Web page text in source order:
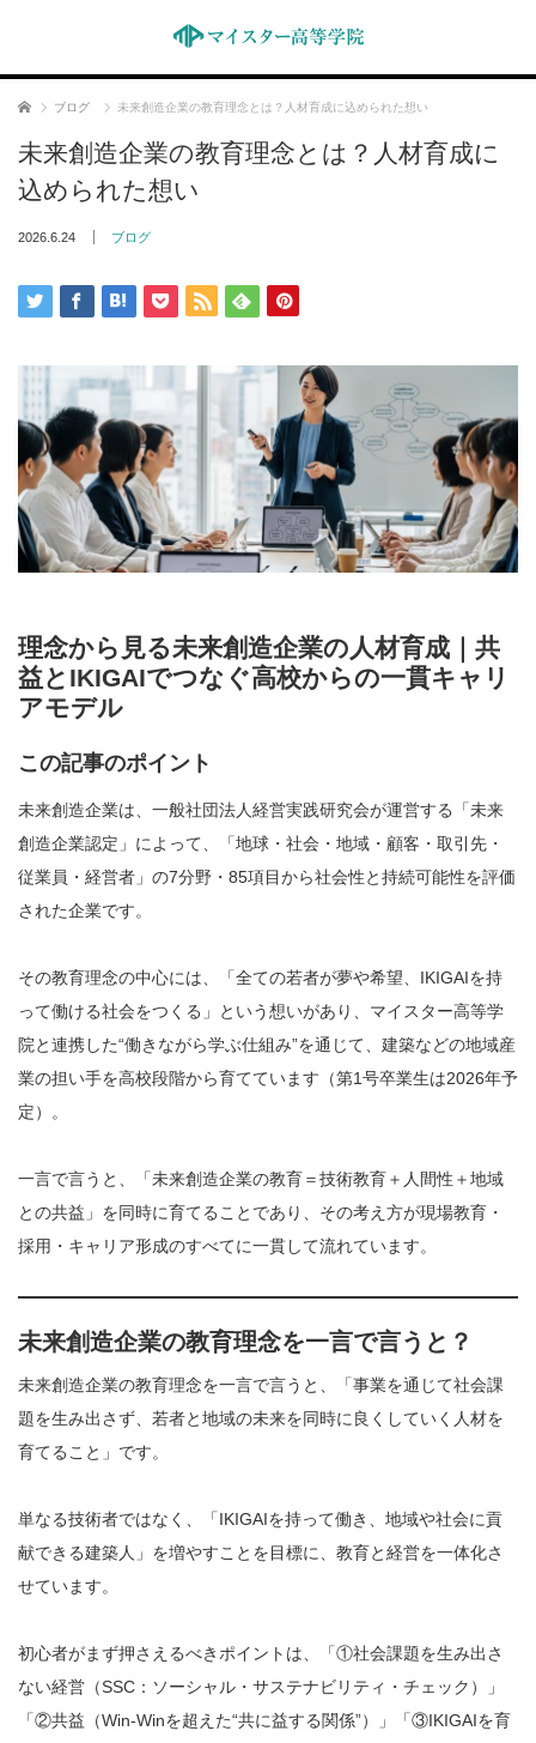
ホーム ブログ 未来創造企業の教育理念とは？人材育成に込められた想い
未来創造企業の教育理念とは？人材育成に
込められた想い
2026.6.24 ブログ
理念から見る未来創造企業の人材育成｜共
益とIKIGAIでつなぐ高校からの一貫キャリ
アモデル
この記事のポイント
未来創造企業は、一般社団法人経営実践研究会が運営する「未来
創造企業認定」によって、「地球・社会・地域・顧客・取引先・
従業員・経営者」の7分野・85項目から社会性と持続可能性を評価
された企業です。
その教育理念の中心には、「全ての若者が夢や希望、IKIGAIを持
って働ける社会をつくる」という想いがあり、マイスター高等学
院と連携した“働きながら学ぶ仕組み”を通じて、建築などの地域産
業の担い手を高校段階から育てています（第1号卒業生は2026年予
定）。
一言で言うと、「未来創造企業の教育＝技術教育＋人間性＋地域
との共益」を同時に育てることであり、その考え方が現場教育・
採用・キャリア形成のすべてに一貫して流れています。
未来創造企業の教育理念を一言で言うと？
未来創造企業の教育理念を一言で言うと、「事業を通じて社会課
題を生み出さず、若者と地域の未来を同時に良くしていく人材を
育てること」です。
単なる技術者ではなく、「IKIGAIを持って働き、地域や社会に貢
献できる建築人」を増やすことを目標に、教育と経営を一体化さ
せています。
初心者がまず押さえるべきポイントは、「①社会課題を生み出さ
ない経営（SSC：ソーシャル・サステナビリティ・チェック）」
「②共益（Win-Winを超えた“共に益する関係”）」「③IKIGAIを育